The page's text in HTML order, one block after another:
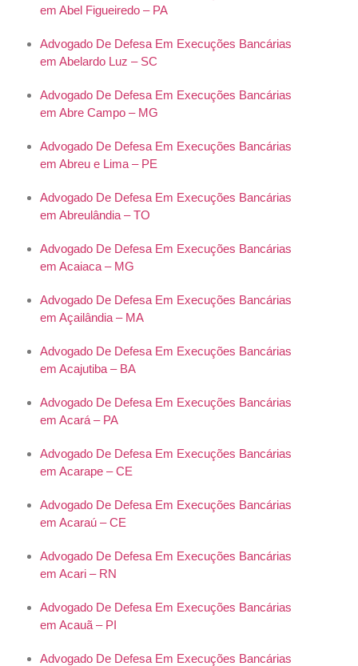
em Abel Figueiredo – PA
Advogado De Defesa Em Execuções Bancárias
em Abelardo Luz – SC
Advogado De Defesa Em Execuções Bancárias
em Abre Campo – MG
Advogado De Defesa Em Execuções Bancárias
em Abreu e Lima – PE
Advogado De Defesa Em Execuções Bancárias
em Abreulândia – TO
Advogado De Defesa Em Execuções Bancárias
em Acaiaca – MG
Advogado De Defesa Em Execuções Bancárias
em Açailândia – MA
Advogado De Defesa Em Execuções Bancárias
em Acajutiba – BA
Advogado De Defesa Em Execuções Bancárias
em Acará – PA
Advogado De Defesa Em Execuções Bancárias
em Acarape – CE
Advogado De Defesa Em Execuções Bancárias
em Acaraú – CE
Advogado De Defesa Em Execuções Bancárias
em Acari – RN
Advogado De Defesa Em Execuções Bancárias
em Acauã – PI
Advogado De Defesa Em Execuções Bancárias